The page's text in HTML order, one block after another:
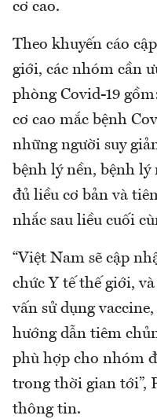
cơ cao.
Theo khuyến cáo
giới, các nhóm cần
phòng Covid-19
cơ cao mắc bệnh
những người suy
bệnh lý nền, bệnh
đủ liều cơ bản và
nhắc sau liều cuối
“Việt Nam sẽ cập
chức Y tế thế giới,
vấn sử dụng
hướng dẫn tiêm
phù hợp cho nhóm
trong thời gian tới”,
thông tin.